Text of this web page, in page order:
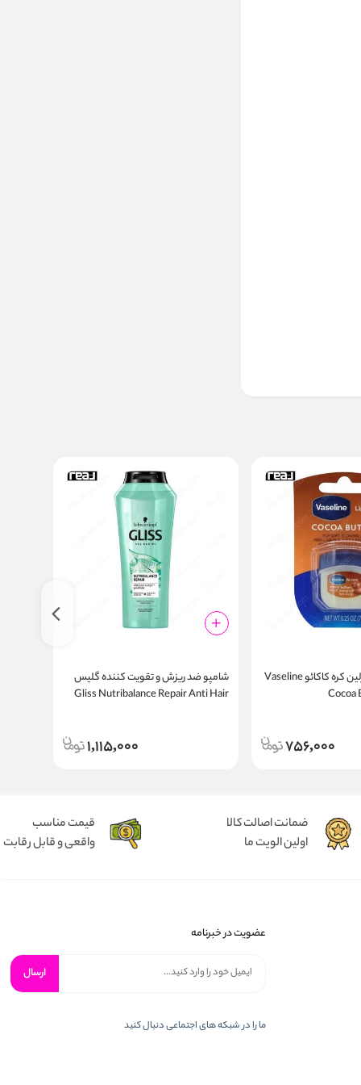
بالم لب کارتی وازلین کره کاکائو Vaseline
Cocoa
756,000
شامپو ضد ریزش و تقویت‌ کننده گلیس
Gliss Nutribalance Repair Anti Hair
1,115,000
ضمانت اصالت کالا
اولین الویت ما
قیمت مناسب
واقعی و قابل رقابت
عضویت در خبرنامه
ارسال
ما را در شبكه های اجتماعی دنبال کنید